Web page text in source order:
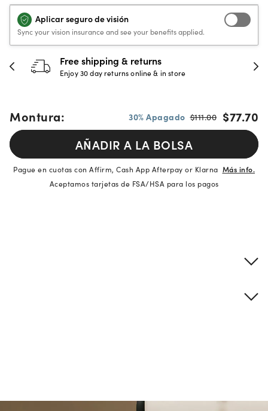
Aplicar seguro de visión
Sync your vision insurance and see your benefits applied.
Free shipping & returns
Enjoy 30 day returns online & in store
Montura: 30% Apagado $111.00 $77.70
AÑADIR A LA BOLSA
Pague en cuotas con Affirm, Cash App Afterpay or Klarna Más info.
Aceptamos tarjetas de FSA/HSA para los pagos